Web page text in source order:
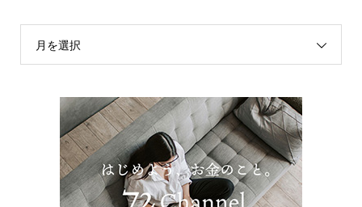
月を選択